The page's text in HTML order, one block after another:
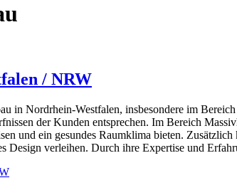
/ NRW
in Nordrhein-Westfalen, insbesondere im
der Kunden entsprechen. Im Bereich
und ein gesundes Raumklima bieten.
Design verleihen. Durch ihre Expertise und